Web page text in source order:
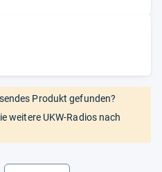
Produkt gefunden?
weitere UKW-Radios nach